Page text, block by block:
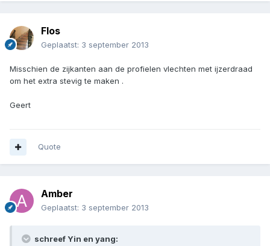
Flos
Geplaatst: 3 september 2013
Misschien de zijkanten aan de profielen vlechten met ijzerdraad
om het extra stevig te maken .
Geert
Quote
Amber
Geplaatst: 3 september 2013
schreef Yin en yang: